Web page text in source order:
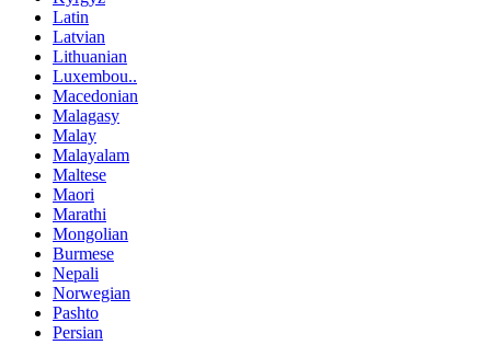
Latin
Latvian
Lithuanian
Luxembou..
Macedonian
Malagasy
Malay
Malayalam
Maltese
Maori
Marathi
Mongolian
Burmese
Nepali
Norwegian
Pashto
Persian